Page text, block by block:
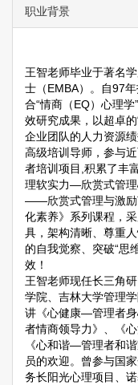
职业背景
王智老师毕业于著名
士（EMBA）。自97
合“情商（EQ）心理
效研究成果，以超卓
企业团队的人力资源
高级培训导师，参与
者培训项目,积累了丰
理软实力—欣赏式管
——欣赏式管理与激励
化素养》系列课程，
具，架构清晰、尊重
的自我觉察、突破“思
效！
王智老师现任长三角
学院、吉林大学管理
讲《心健康—管理者
者情商领导力》、《
《心和谐—管理者和
员的欢迎。曾参与国
务长阳光心理项目、